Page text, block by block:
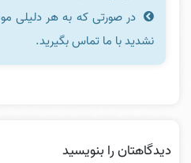
در صورتی که به هر دلیلی
نشدید با ما تماس بگیرید.
دیدگاهتان را بنویسید